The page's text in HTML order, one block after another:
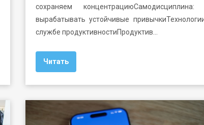
сохраняем концентрациюСамодисциплина:
вырабатывать устойчивые
службе продуктивностиПродуктив…
Читать